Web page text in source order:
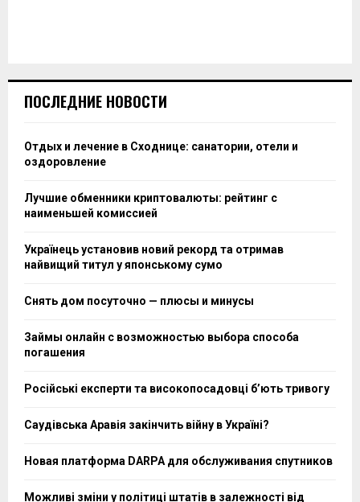
ПОСЛЕДНИЕ НОВОСТИ
Отдых и лечение в Сходнице: санатории, отели и
оздоровление
Лучшие обменники криптовалюты: рейтинг с
наименьшей комиссией
Українець установив новий рекорд та отримав
найвищий титул у японському сумо
Снять дом посуточно — плюсы и минусы
Займы онлайн с возможностью выбора способа
погашения
Російські експерти та високопосадовці бʼють тривогу
Саудівська Аравія закінчить війну в Україні?
Новая платформа DARPA для обслуживания спутников
Можливі зміни у політиці штатів в залежності від